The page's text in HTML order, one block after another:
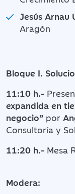
Jesús Arnau
Aragón
Bloque I.
11:10 h.-
expandida en
negocio” por
Consultoría y
11:20 h.- Mesa
Modera: